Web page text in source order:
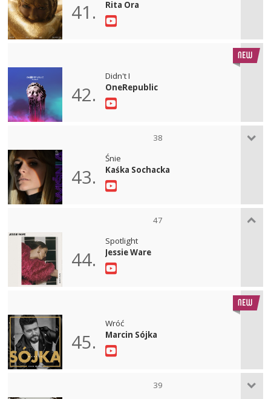
41.
Rita Ora
42.
Didn't I
OneRepublic
38
43.
Śnie
Kaśka Sochacka
47
44.
Spotlight
Jessie Ware
45.
Wróć
Marcin Sójka
39